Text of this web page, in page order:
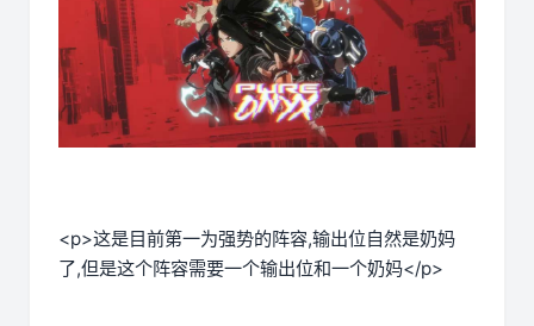
<p>这是目前第一为强势的阵容,输出位自然是奶妈
了,但是这个阵容需要一个输出位和一个奶妈</p>